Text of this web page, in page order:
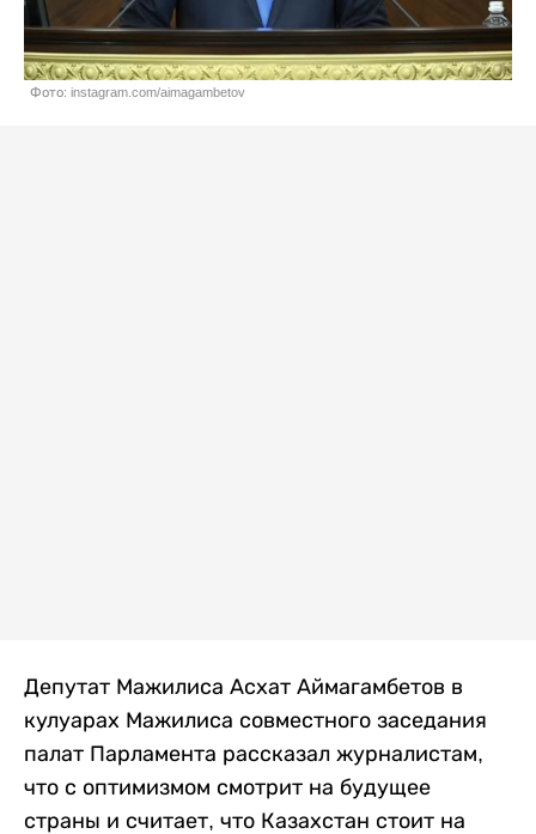
Фото: instagram.com/aimagambetov
Депутат Мажилиса Асхат Аймагамбетов в
кулуарах Мажилиса совместного заседания
палат Парламента рассказал журналистам,
что с оптимизмом смотрит на будущее
страны и считает, что Казахстан стоит на